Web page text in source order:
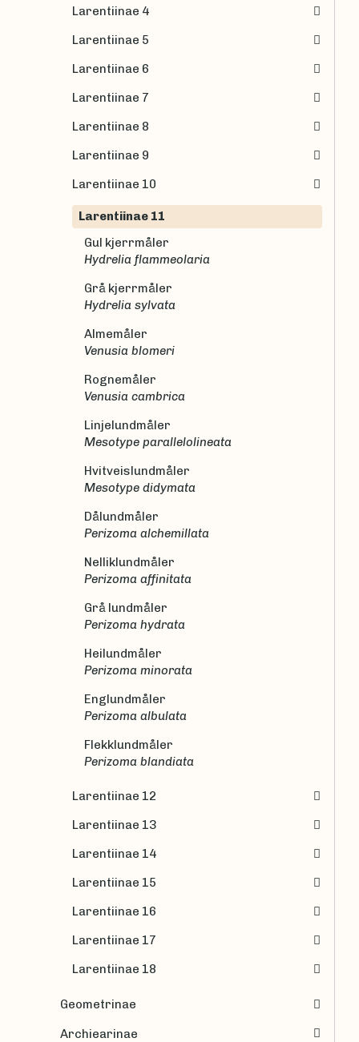
Larentiinae 4
Larentiinae 5
Larentiinae 6
Larentiinae 7
Larentiinae 8
Larentiinae 9
Larentiinae 10
Larentiinae 11
Gul kjerrmåler
Hydrelia flammeolaria
Grå kjerrmåler
Hydrelia sylvata
Almemåler
Venusia blomeri
Rognemåler
Venusia cambrica
Linjelundmåler
Mesotype parallelolineata
Hvitveislundmåler
Mesotype didymata
Dålundmåler
Perizoma alchemillata
Nelliklundmåler
Perizoma affinitata
Grå lundmåler
Perizoma hydrata
Heilundmåler
Perizoma minorata
Englundmåler
Perizoma albulata
Flekklundmåler
Perizoma blandiata
Larentiinae 12
Larentiinae 13
Larentiinae 14
Larentiinae 15
Larentiinae 16
Larentiinae 17
Larentiinae 18
Geometrinae
Archiearinae